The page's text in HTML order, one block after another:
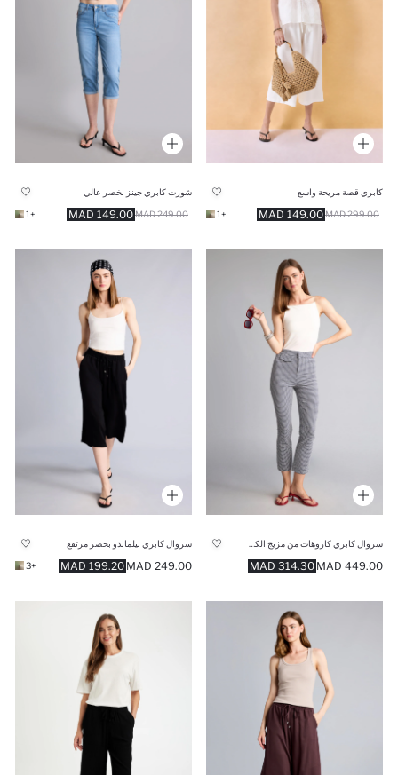
كابري قصة مريحة واسع
149.00 MAD 299.00 MAD
+1
شورت كابري جينز بخصر عالي
149.00 MAD 249.00 MAD
+1
314.30 MAD 449.00 MAD
سروال كابري بيلماندو بخصر مرتفع
199.20 MAD 249.00 MAD
+3